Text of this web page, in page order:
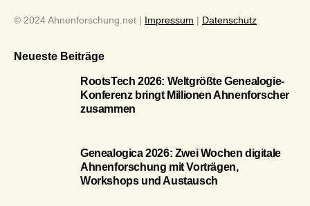
© 2024 Ahnenforschung.net | Impressum | Datenschutz
Neueste Beiträge
RootsTech 2026: Weltgrößte Genealogie-
Konferenz bringt Millionen Ahnenforscher
zusammen
Genealogica 2026: Zwei Wochen digitale
Ahnenforschung mit Vorträgen,
Workshops und Austausch